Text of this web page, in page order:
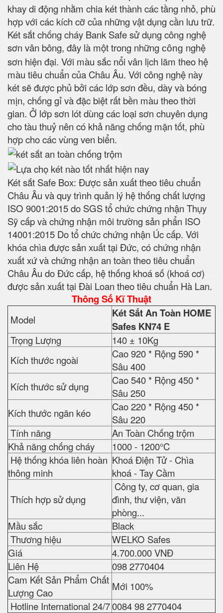
khay di động nhằm chia két thành các tầng nhỏ, phù
hợp với các kích cỡ của những vật dụng cần lưu trữ.
Két sắt chống cháy Bank Safe sử dụng công nghệ
sơn vân bông, đây là một trong những công nghệ
sơn hiện đại. Với màu sắc nổi vân lịch lãm theo hệ
màu tiêu chuẩn của Châu Âu. Với công nghệ này
két sẽ được phủ bởi các lớp sơn đều, dày và bóng
mịn, chống gỉ và đặc biệt rất bền màu theo thời
gian. Ở lớp sơn lót dùng các loại sơn chuyên dụng
cho tàu thuỷ nên có khả năng chống mặn tốt, phù
hợp cho các vùng ven biển.
Két sắt Safe Box: Được sản xuất theo tiêu chuẩn
Châu Âu và quy trình quản lý hệ thống chất lượng
ISO 9001:2015 do SGS tổ chức chứng nhận Thụy
Sỹ cấp và chứng nhận môi trường sản phẩn ISO
14001:2015 Do tổ chức chứng nhận Úc cấp. Với
khóa chìa được sản xuất tại Đức, có chứng nhận
xuất xứ và chứng nhận an toàn theo tiêu chuẩn
Châu Âu do Đức cấp, hệ thống khoá số (khoá cơ)
được sản xuất tại Đài Loan theo tiêu chuẩn Hà Lan.
Thông Số Kĩ Thuật
Model
Két Sắt An Toàn HOME
Safes KN74 E
Trọng Lượng
140 ± 10Kg
Kích thước ngoài
Cao 920 * Rộng 590 *
Sâu 400
Kích thước sử dụng
Cao 540 * Rộng 450 *
Sâu 250
Kích thước ngăn kéo
Cao 220 * Rộng 450 *
Sâu 220
Tính năng
An Toàn Chống trộm
Khả năng chống cháy
1000 - 1200°C
Hệ thống khóa liên hoàn
thông minh
Khoá Điện Tử - Chìa
khoá - Tay Cầm
Thích hợp sử dụng
Công ty, cơ quan, gia
đình, thư viện, văn
phòng...
Mầu sắc
Black
Thương hiệu
WELKO Safes
Giá
4.700.000 VNĐ
Liên Hệ
098 2770404
Cam Kết Sản Phẩm Chất
Lượng Cao
Mới 100%
Hotline International 24/70084 98 2770404